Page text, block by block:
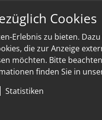
Cookies
Erlebnis zu bieten.
die zur Anzeige
möchten. Bitte
finden Sie in
Statistiken